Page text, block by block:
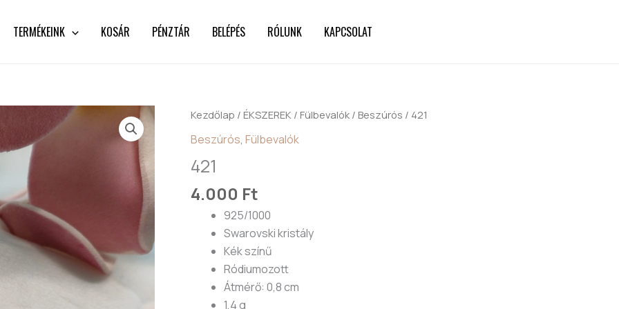
TERMÉKEINK KOSÁR PÉNZTÁR BELÉPÉS RÓLUNK KAPCSOLAT
Kezdőlap / ÉKSZEREK / Fülbevalók / Beszúrós / 421
Beszúrós,Fülbevalók
421
4.000 Ft
925/1000
Swarovski kristály
Kék színű
Ródiumozott
Átmérő: 0,8 cm
1,4 g
421
mennyiség